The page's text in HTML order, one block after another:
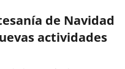
de Navidad
actividades